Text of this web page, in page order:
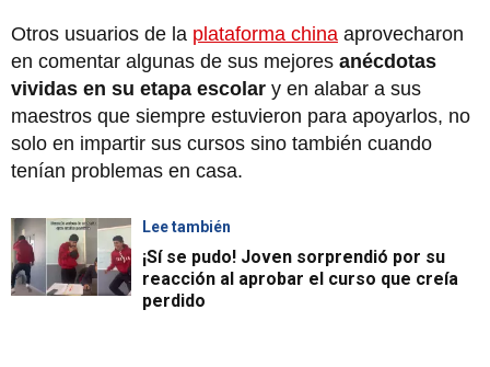
Otros usuarios de la plataforma china aprovecharon
en comentar algunas de sus mejores anécdotas
vividas en su etapa escolar y en alabar a sus
maestros que siempre estuvieron para apoyarlos, no
solo en impartir sus cursos sino también cuando
tenían problemas en casa.
Lee también
¡Sí se pudo! Joven sorprendió por su
reacción al aprobar el curso que creía
perdido